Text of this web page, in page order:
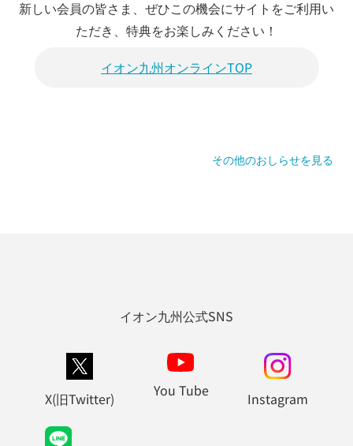
新しい会員の皆さま、ぜひこの機会にサイトをご利用い
ただき、特典をお楽しみください！
イオン九州オンラインTOP
その他のおしらせを見る
イオン九州公式SNS
X(旧Twitter) You Tube Instagram